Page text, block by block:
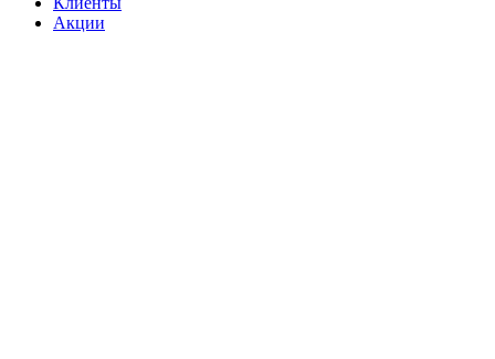
Акции